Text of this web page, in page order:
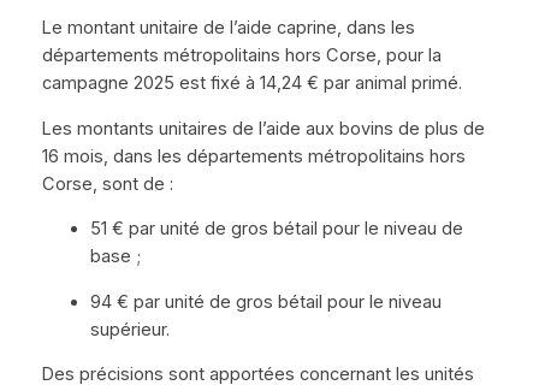
Le montant unitaire de l’aide caprine, dans les
départements métropolitains hors Corse, pour la
campagne 2025 est fixé à 14,24 € par animal primé.
Les montants unitaires de l’aide aux bovins de plus de
16 mois, dans les départements métropolitains hors
Corse, sont de :
51 € par unité de gros bétail pour le niveau de
base ;
94 € par unité de gros bétail pour le niveau
supérieur.
Des précisions sont apportées concernant les unités